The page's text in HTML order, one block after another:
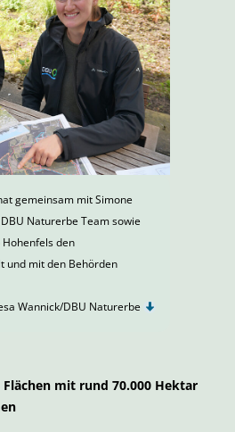
gemeinsam mit Simone
Naturerbe Team sowie
den
und mit den Behörden
Wannick/DBU Naturerbe
mit rund 70.000 Hektar